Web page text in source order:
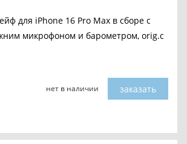
для iPhone 16 Pro Max в сборе с
микрофоном и барометром, orig.c
нет в наличии заказать